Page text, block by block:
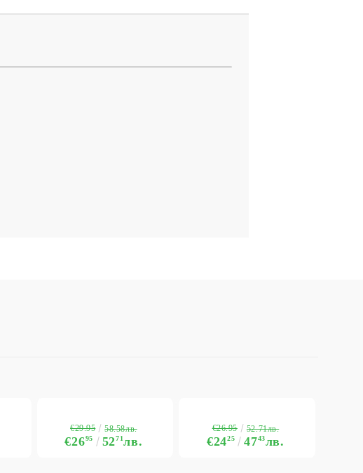
€2695 5271лв.
€29.95 58.58лв.
€2425 4743лв.
€26.95 52.71лв.